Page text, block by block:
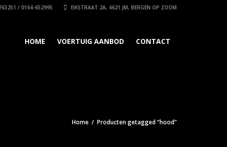
/ 0164-652995 EIKSTRAAT 2A, 4621 JM, BERGEN OP ZOOM
HOME VOERTUIG AANBOD CONTACT
Home / Producten getagged “hood”